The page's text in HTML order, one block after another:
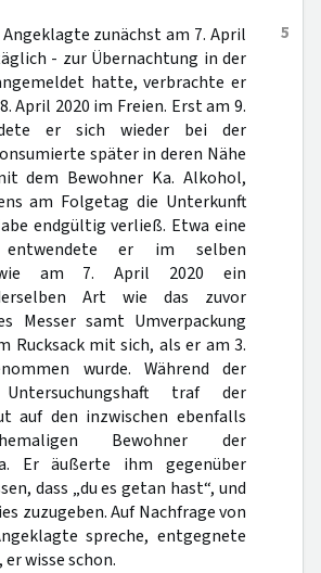
5
zunächst am 7. April
- zur Übernachtung in der
hatte, verbrachte er
April 2020 im Freien. Erst am 9.
er sich wieder bei der
später in deren Nähe
dem Bewohner Ka. Alkohol,
am Folgetag die Unterkunft
endgültig verließ. Etwa eine
entwendete er im selben
wie am 7. April 2020 ein
Art wie das zuvor
Messer samt Umverpackung
Rucksack mit sich, als er am 3.
wurde. Während der
Untersuchungshaft traf der
auf den inzwischen ebenfalls
Bewohner der
Er äußerte ihm gegenüber
dass „du es getan hast“, und
zuzugeben. Auf Nachfrage von
spreche, entgegnete
wisse schon.